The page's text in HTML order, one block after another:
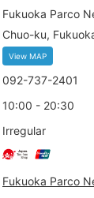
Fukuoka Parco
Chuo-ku,
View MAP
092-737-2401
10:00 - 20:30
Irregular
Fukuoka Parco